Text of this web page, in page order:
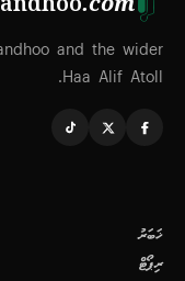
and the wider
Haa Alif Atoll.
ޚަބަރު
ރިޕޯޓް